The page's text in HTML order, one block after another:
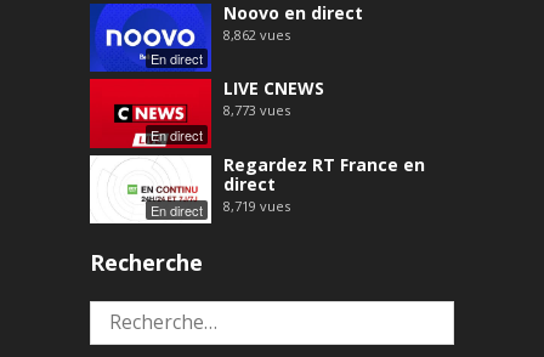
En direct
Noovo en direct
8,862 vues
En direct
LIVE CNEWS
8,773 vues
En direct
Regardez RT France en
direct
8,719 vues
Recherche
Rechercher :